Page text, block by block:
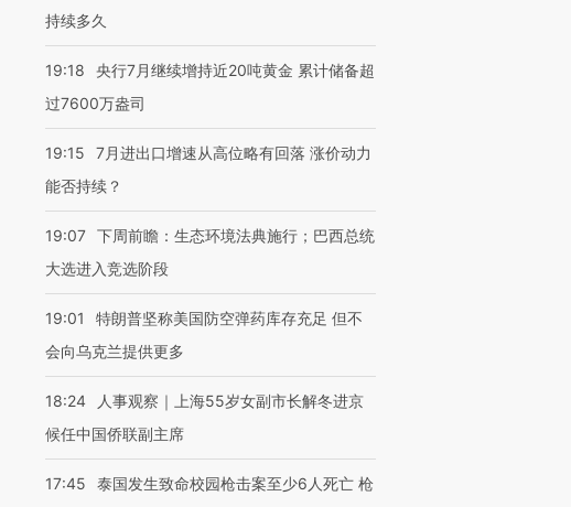
持续多久
19:18
央行7月继续增持近20吨黄金 累计储备超
过7600万盎司
19:15
7月进出口增速从高位略有回落 涨价动力
能否持续？
19:07 下周前瞻：生态环境法典施行；巴西总统
大选进入竞选阶段
19:01
特朗普坚称美国防空弹药库存充足 但不
会向乌克兰提供更多
18:24
人事观察｜上海55岁女副市长解冬进京
候任中国侨联副主席
17:45 泰国发生致命校园枪击案至少6人死亡 枪